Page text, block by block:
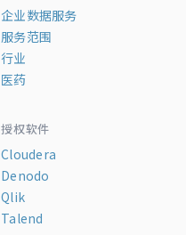
企业数据服务
服务范围
行业
医药
授权软件
Cloudera
Denodo
Qlik
Talend